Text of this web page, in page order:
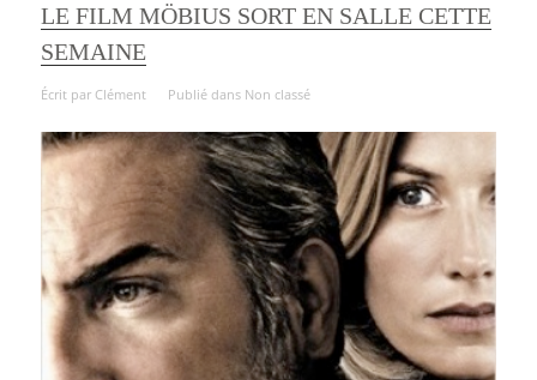
LE FILM MÖBIUS SORT EN SALLE CETTE
SEMAINE
Écrit par Clément Publié dans Non classé